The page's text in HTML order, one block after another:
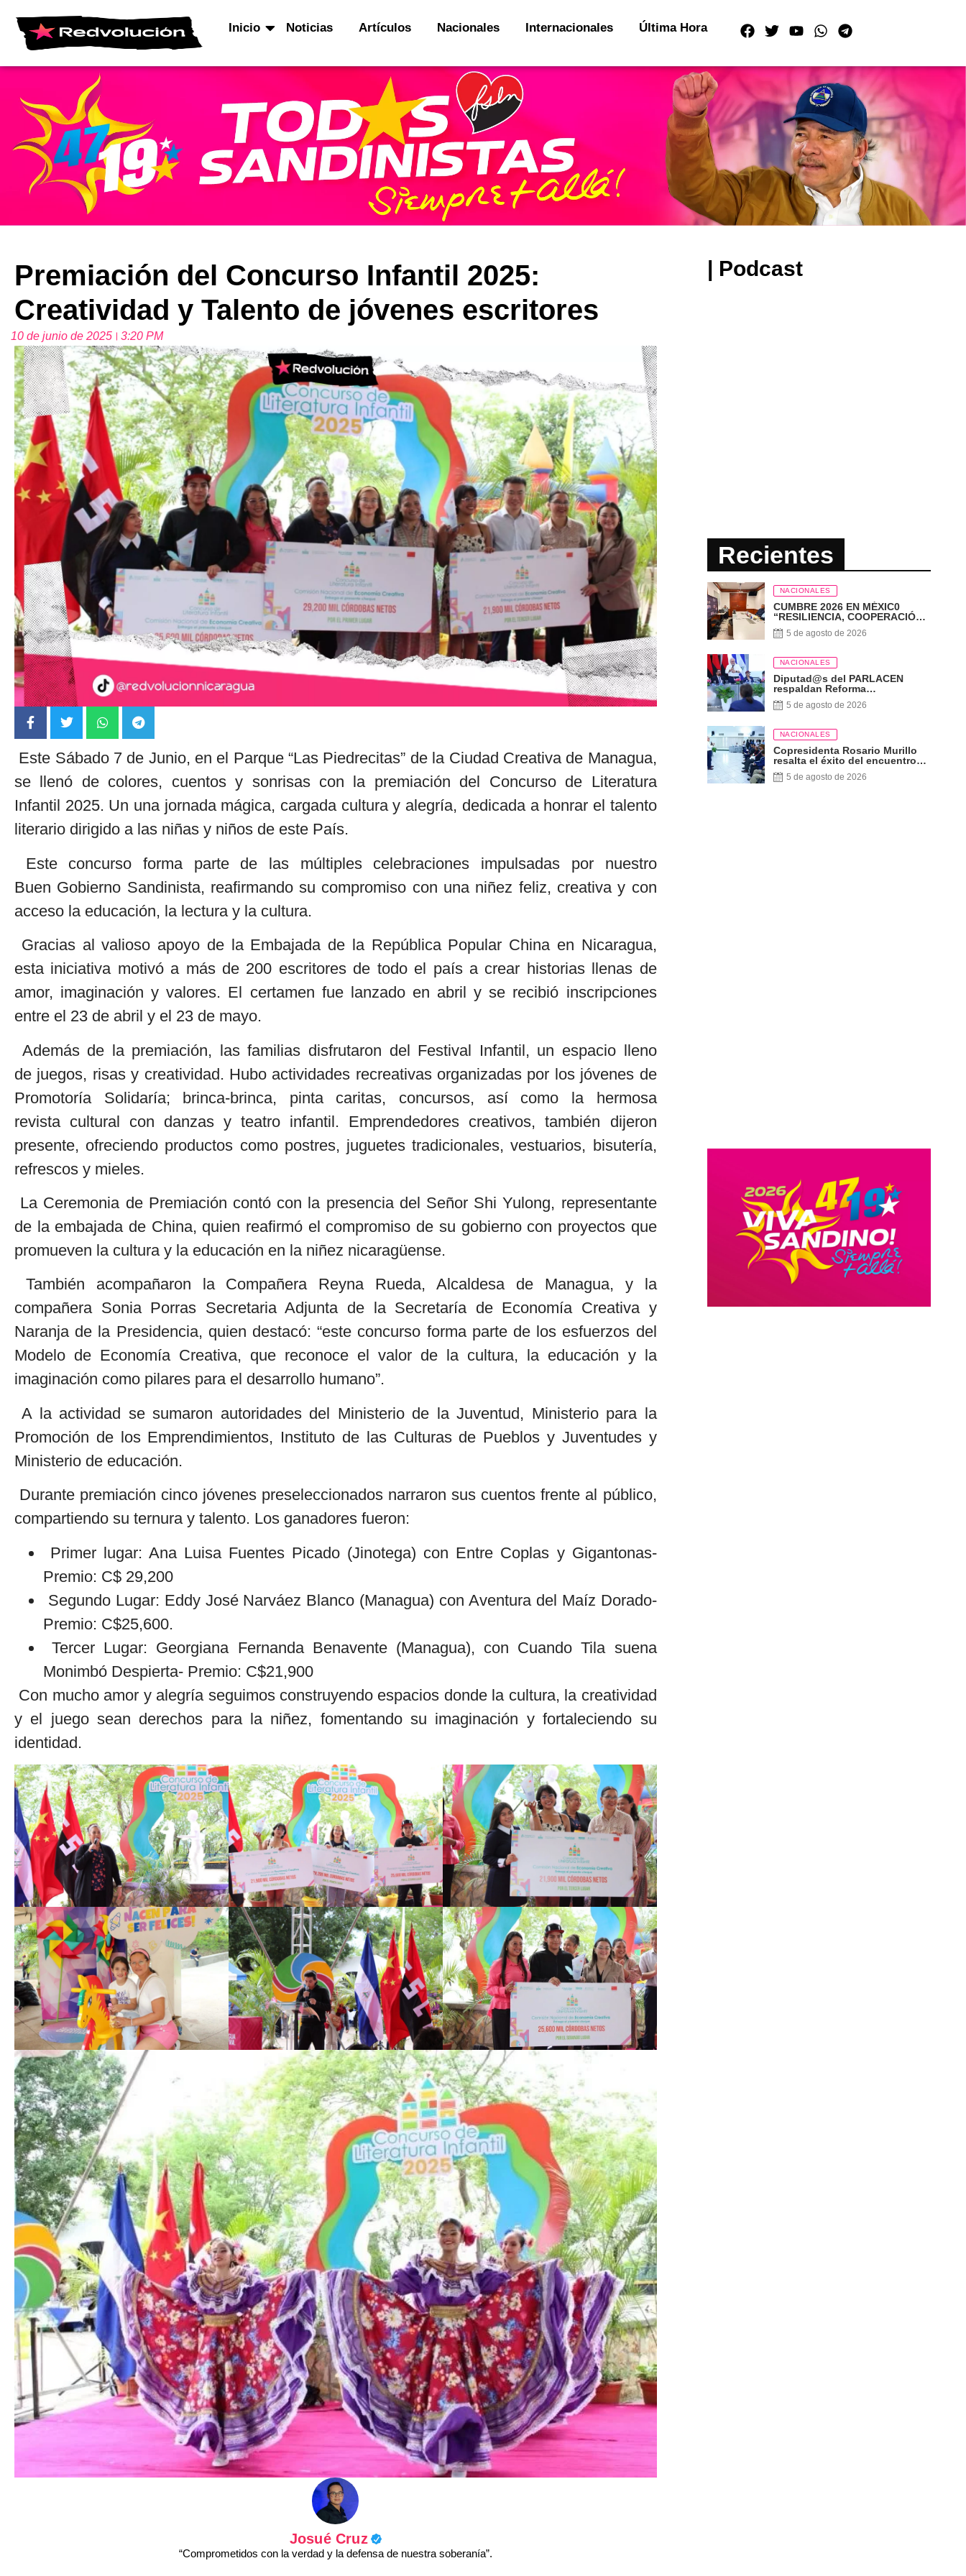
Inicio Noticias Artículos Nacionales Internacionales Última Hora
Premiación del Concurso Infantil 2025:
Creatividad y Talento de jóvenes escritores
10 de junio de 2025 3:20 PM
Este Sábado 7 de Junio, en el Parque “Las Piedrecitas” de la Ciudad Creativa de Managua,
se llenó de colores, cuentos y sonrisas con la premiación del Concurso de Literatura
Infantil 2025. Un una jornada mágica, cargada cultura y alegría, dedicada a honrar el talento
literario dirigido a las niñas y niños de este País.
Este concurso forma parte de las múltiples celebraciones impulsadas por nuestro
Buen Gobierno Sandinista, reafirmando su compromiso con una niñez feliz, creativa y con
acceso la educación, la lectura y la cultura.
Gracias al valioso apoyo de la Embajada de la República Popular China en Nicaragua,
esta iniciativa motivó a más de 200 escritores de todo el país a crear historias llenas de
amor, imaginación y valores. El certamen fue lanzado en abril y se recibió inscripciones
entre el 23 de abril y el 23 de mayo.
Además de la premiación, las familias disfrutaron del Festival Infantil, un espacio lleno
de juegos, risas y creatividad. Hubo actividades recreativas organizadas por los jóvenes de
Promotoría Solidaría; brinca-brinca, pinta caritas, concursos, así como la hermosa
revista cultural con danzas y teatro infantil. Emprendedores creativos, también dijeron
presente, ofreciendo productos como postres, juguetes tradicionales, vestuarios, bisutería,
refrescos y mieles.
La Ceremonia de Premiación contó con la presencia del Señor Shi Yulong, representante
de la embajada de China, quien reafirmó el compromiso de su gobierno con proyectos que
promueven la cultura y la educación en la niñez nicaragüense.
También acompañaron la Compañera Reyna Rueda, Alcaldesa de Managua, y la
compañera Sonia Porras Secretaria Adjunta de la Secretaría de Economía Creativa y
Naranja de la Presidencia, quien destacó: “este concurso forma parte de los esfuerzos del
Modelo de Economía Creativa, que reconoce el valor de la cultura, la educación y la
imaginación como pilares para el desarrollo humano”.
A la actividad se sumaron autoridades del Ministerio de la Juventud, Ministerio para la
Promoción de los Emprendimientos, Instituto de las Culturas de Pueblos y Juventudes y
Ministerio de educación.
Durante premiación cinco jóvenes preseleccionados narraron sus cuentos frente al público,
compartiendo su ternura y talento. Los ganadores fueron:
Primer lugar: Ana Luisa Fuentes Picado (Jinotega) con Entre Coplas y Gigantonas-
Premio: C$ 29,200
Segundo Lugar: Eddy José Narváez Blanco (Managua) con Aventura del Maíz Dorado-
Premio: C$25,600.
Tercer Lugar: Georgiana Fernanda Benavente (Managua), con Cuando Tila suena
Monimbó Despierta- Premio: C$21,900
Con mucho amor y alegría seguimos construyendo espacios donde la cultura, la creatividad
y el juego sean derechos para la niñez, fomentando su imaginación y fortaleciendo su
identidad.
Josué Cruz
“Comprometidos con la verdad y la defensa de nuestra soberanía”.
| Podcast
Recientes
NACIONALES
CUMBRE 2026 EN MÉXIC0
“RESILIENCIA, COOPERACIÓN
E INTEGRIDAD – ELECCIONES
EN EL SIGLO XXI”
5 de agosto de 2026
NACIONALES
Diputad@s del PARLACEN
respaldan Reforma
Constitucional
5 de agosto de 2026
NACIONALES
Copresidenta Rosario Murillo
resalta el éxito del encuentro
sobre las Reformas Electorales
con diputados del PARLACEN
5 de agosto de 2026